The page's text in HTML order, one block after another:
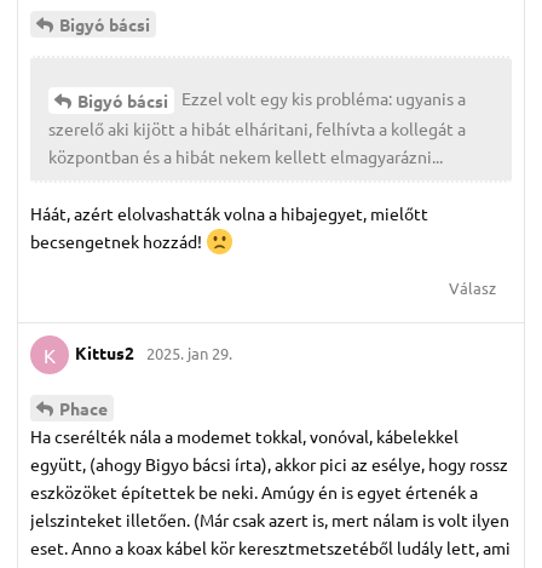
Bigyó bácsi
Bigyó bácsi
Ezzel volt egy kis probléma: ugyanis a
szerelő aki kijött a hibát elháritani, felhívta a kollegát a
központban és a hibát nekem kellett elmagyarázni...
Háát, azért elolvashatták volna a hibajegyet, mielőtt
becsengetnek hozzád!
Válasz
K Kittus2 2025. jan 29.
Phace
Ha cserélték nála a modemet tokkal, vonóval, kábelekkel
együtt, (ahogy Bigyo bácsi írta), akkor pici az esélye, hogy rossz
eszközöket építettek be neki. Amúgy én is egyet értenék a
jelszinteket illetően. (Már csak azert is, mert nálam is volt ilyen
eset. Anno a koax kábel kör keresztmetszetéből ludály lett, ami